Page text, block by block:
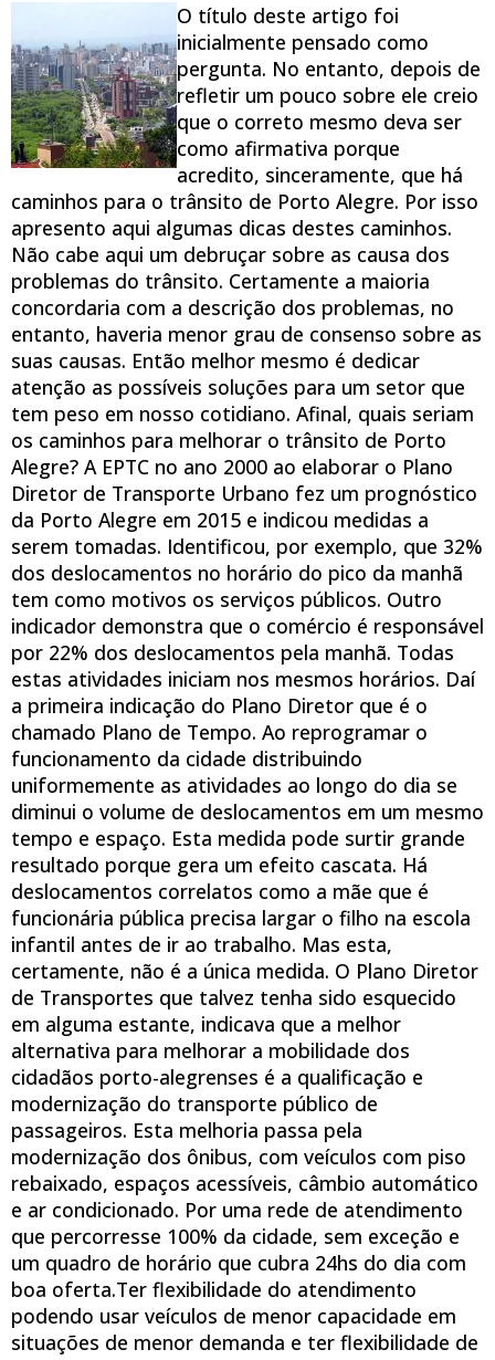
O título deste artigo foi
inicialmente pensado como
pergunta. No entanto, depois de
refletir um pouco sobre ele creio
que o correto mesmo deva ser
como afirmativa porque
acredito, sinceramente, que há
caminhos para o trânsito de Porto Alegre. Por isso
apresento aqui algumas dicas destes caminhos.
Não cabe aqui um debruçar sobre as causa dos
problemas do trânsito. Certamente a maioria
concordaria com a descrição dos problemas, no
entanto, haveria menor grau de consenso sobre as
suas causas. Então melhor mesmo é dedicar
atenção as possíveis soluções para um setor que
tem peso em nosso cotidiano. Afinal, quais seriam
os caminhos para melhorar o trânsito de Porto
Alegre? A EPTC no ano 2000 ao elaborar o Plano
Diretor de Transporte Urbano fez um prognóstico
da Porto Alegre em 2015 e indicou medidas a
serem tomadas. Identificou, por exemplo, que 32%
dos deslocamentos no horário do pico da manhã
tem como motivos os serviços públicos. Outro
indicador demonstra que o comércio é responsável
por 22% dos deslocamentos pela manhã. Todas
estas atividades iniciam nos mesmos horários. Daí
a primeira indicação do Plano Diretor que é o
chamado Plano de Tempo. Ao reprogramar o
funcionamento da cidade distribuindo
uniformemente as atividades ao longo do dia se
diminui o volume de deslocamentos em um mesmo
tempo e espaço. Esta medida pode surtir grande
resultado porque gera um efeito cascata. Há
deslocamentos correlatos como a mãe que é
funcionária pública precisa largar o filho na escola
infantil antes de ir ao trabalho. Mas esta,
certamente, não é a única medida. O Plano Diretor
de Transportes que talvez tenha sido esquecido
em alguma estante, indicava que a melhor
alternativa para melhorar a mobilidade dos
cidadãos porto-alegrenses é a qualificação e
modernização do transporte público de
passageiros. Esta melhoria passa pela
modernização dos ônibus, com veículos com piso
rebaixado, espaços acessíveis, câmbio automático
e ar condicionado. Por uma rede de atendimento
que percorresse 100% da cidade, sem exceção e
um quadro de horário que cubra 24hs do dia com
boa oferta.Ter flexibilidade do atendimento
podendo usar veículos de menor capacidade em
situações de menor demanda e ter flexibilidade de